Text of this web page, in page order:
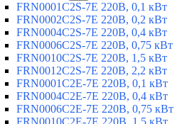
FRN0001C2S-7E 220В, 0,1 кВт
FRN0002C2S-7E 220В, 0,2 кВт
FRN0004C2S-7E 220В, 0,4 кВт
FRN0006C2S-7E 220В, 0,75 кВт
FRN0010C2S-7E 220В, 1,5 кВт
FRN0012C2S-7E 220В, 2,2 кВт
FRN0001C2E-7E 220В, 0,1 кВт
FRN0004C2E-7E 220В, 0,4 кВт
FRN0006C2E-7E 220В, 0,75 кВт